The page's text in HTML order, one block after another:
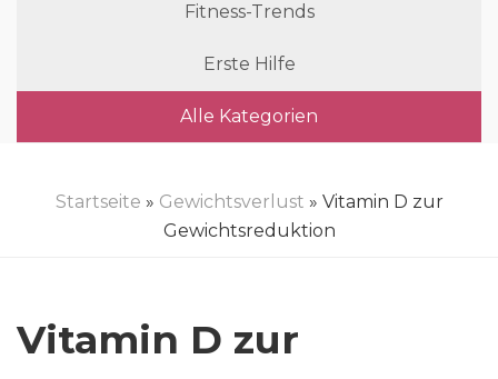
Fitness-Trends
Erste Hilfe
Alle Kategorien
Startseite » Gewichtsverlust » Vitamin D zur
Gewichtsreduktion
Vitamin D zur